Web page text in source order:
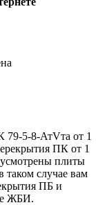
79-5-8-АтVта от 1
ПК от 1
плиты
таком случае вам
ПБ и
ЖБИ.